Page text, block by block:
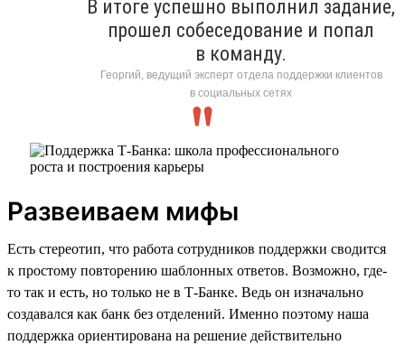
В итоге успешно выполнил задание,
прошел собеседование и попал
в команду.
Георгий, ведущий эксперт отдела поддержки клиентов
в социальных сетях
Развеиваем мифы
Есть стереотип, что работа сотрудников поддержки сводится
к простому повторению шаблонных ответов. Возможно, где-
то так и есть, но только не в Т-Банке. Ведь он изначально
создавался как банк без отделений. Именно поэтому наша
поддержка ориентирована на решение действительно